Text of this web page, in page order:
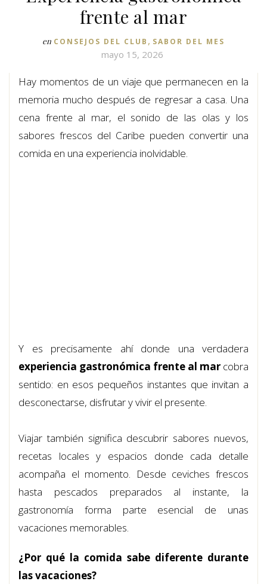
frente al mar
en CONSEJOS DEL CLUB , SABOR DEL MES
mayo 15, 2026
Hay momentos de un viaje que permanecen en la
memoria mucho después de regresar a casa. Una
cena frente al mar, el sonido de las olas y los
sabores frescos del Caribe pueden convertir una
comida en una experiencia inolvidable.
Y es precisamente ahí donde una verdadera
experiencia gastronómica frente al mar cobra
sentido: en esos pequeños instantes que invitan a
desconectarse, disfrutar y vivir el presente.
Viajar también significa descubrir sabores nuevos,
recetas locales y espacios donde cada detalle
acompaña el momento. Desde ceviches frescos
hasta pescados preparados al instante, la
gastronomía forma parte esencial de unas
vacaciones memorables.
¿Por qué la comida sabe diferente durante
las vacaciones?